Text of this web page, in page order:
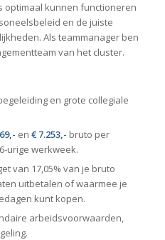
optimaal kunnen functioneren
en de juiste
Als teammanager ben
van het cluster.
en grote collegiale
,- en € 7.253,- bruto per
urige werkweek.
van 17,05% van je bruto
uitbetalen of waarmee je
kunt kopen.
arbeidsvoorwaarden,